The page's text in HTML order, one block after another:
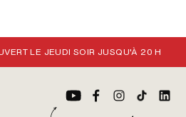
LE JEUDI SOIR JUSQU'À 20 H